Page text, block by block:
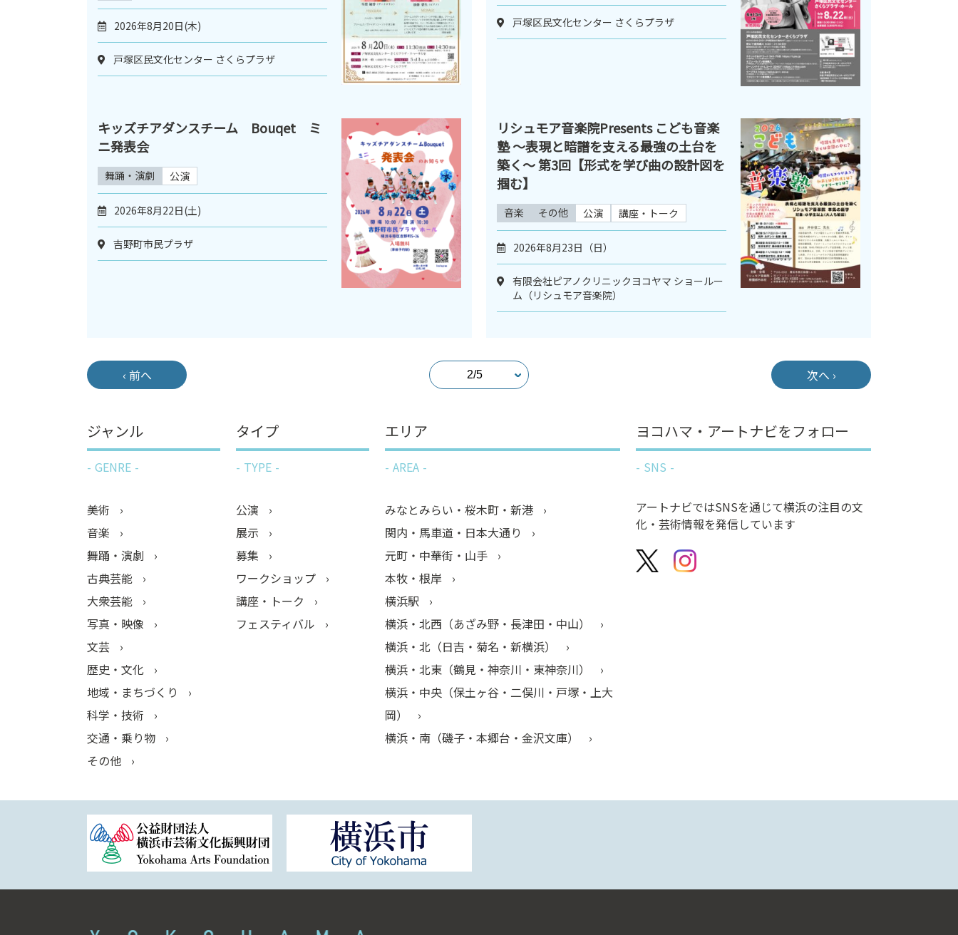
2026年8月20日(木)
戸塚区民文化センター さくらプラザ
戸塚区民文化センター さくらプラザ
キッズチアダンスチーム Bouqet ミ
ニ発表会
舞踊・演劇 公演
2026年8月22日(土)
吉野町市民プラザ
リシュモア音楽院Presents こども音楽
塾 ～表現と暗譜を支える最強の土台を
築く～ 第3回【形式を学び曲の設計図を
掴む】
音楽 その他 公演 講座・トーク
2026年8月23日（日）
有限会社ピアノクリニックヨコヤマ ショールー
ム（リシュモア音楽院）
‹ 前へ 次へ ›
ジャンル
GENRE
美術
音楽
舞踊・演劇
古典芸能
大衆芸能
写真・映像
文芸
歴史・文化
地域・まちづくり
科学・技術
交通・乗り物
その他
タイプ
TYPE
公演
展示
募集
ワークショップ
講座・トーク
フェスティバル
エリア
AREA
みなとみらい・桜木町・新港
関内・馬車道・日本大通り
元町・中華街・山手
本牧・根岸
横浜駅
横浜・北西（あざみ野・長津田・中山）
横浜・北（日吉・菊名・新横浜）
横浜・北東（鶴見・神奈川・東神奈川）
横浜・中央（保土ヶ谷・二俣川・戸塚・上大
岡）
横浜・南（磯子・本郷台・金沢文庫）
ヨコハマ・アートナビをフォロー
SNS
アートナビではSNSを通じて横浜の注目の文
化・芸術情報を発信しています